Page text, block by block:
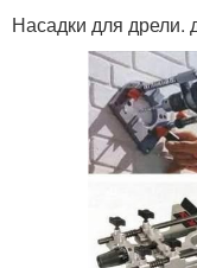
Насадки для дрели.